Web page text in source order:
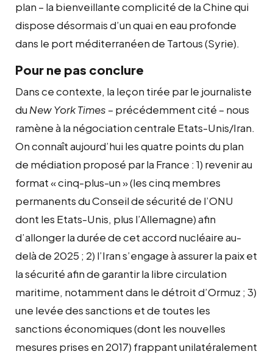
plan – la bienveillante complicité de la Chine qui
dispose désormais d’un quai en eau profonde
dans le port méditerranéen de Tartous (Syrie).
Pour ne pas conclure
Dans ce contexte, la leçon tirée par le journaliste
du New York Times – précédemment cité – nous
ramène à la négociation centrale Etats-Unis/Iran.
On connaît aujourd’hui les quatre points du plan
de médiation proposé par la France : 1) revenir au
format « cinq-plus-un » (les cinq membres
permanents du Conseil de sécurité de l’ONU
dont les Etats-Unis, plus l’Allemagne) afin
d’allonger la durée de cet accord nucléaire au-
delà de 2025 ; 2) l’Iran s’engage à assurer la paix et
la sécurité afin de garantir la libre circulation
maritime, notamment dans le détroit d’Ormuz ; 3)
une levée des sanctions et de toutes les
sanctions économiques (dont les nouvelles
mesures prises en 2017) frappant unilatéralement